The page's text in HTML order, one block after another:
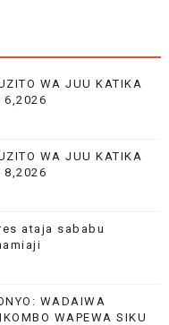
WA JUU KATIKA
6,2026
WA JUU KATIKA
8,2026
ataja sababu
WADAIWA
WAPEWA SIKU